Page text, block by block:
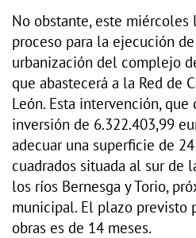
No obstante, este
proceso para la ejecución
urbanización del complejo
que abastecerá a la Red de
León. Esta intervención, que
inversión de 6.322.403,99
adecuar una superficie de
cuadrados situada al sur de
los ríos Bernesga y Torio,
municipal. El plazo previsto
obras es de 14 meses.